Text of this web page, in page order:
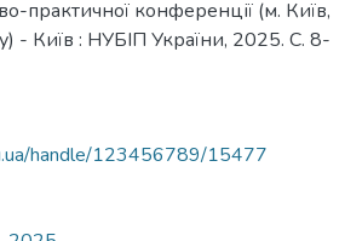
практичної конференції (м. Київ,
- Київ : НУБІП України, 2025. С. 8-
handle/123456789/15477